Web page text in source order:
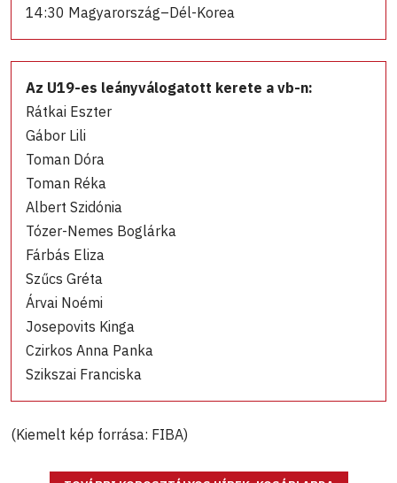
14:30 Magyarország–Dél-Korea
Az U19-es leányválogatott kerete a vb-n:
Rátkai Eszter
Gábor Lili
Toman Dóra
Toman Réka
Albert Szidónia
Tózer-Nemes Boglárka
Fárbás Eliza
Szűcs Gréta
Árvai Noémi
Josepovits Kinga
Czirkos Anna Panka
Szikszai Franciska
(Kiemelt kép forrása: FIBA)